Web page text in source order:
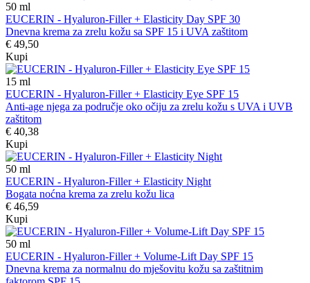
50 ml
EUCERIN - Hyaluron-Filler + Elasticity Day SPF 30
Dnevna krema za zrelu kožu sa SPF 15 i UVA zaštitom
€ 49,50
Kupi
15 ml
EUCERIN - Hyaluron-Filler + Elasticity Eye SPF 15
Anti-age njega za područje oko očiju za zrelu kožu s UVA i UVB
zaštitom
€ 40,38
Kupi
50 ml
EUCERIN - Hyaluron-Filler + Elasticity Night
Bogata noćna krema za zrelu kožu lica
€ 46,59
Kupi
50 ml
EUCERIN - Hyaluron-Filler + Volume-Lift Day SPF 15
Dnevna krema za normalnu do mješovitu kožu sa zaštitnim